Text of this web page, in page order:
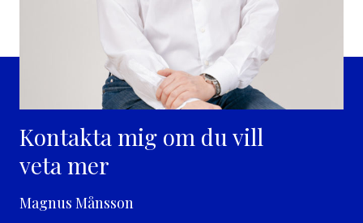
Kontakta mig om du vill
veta mer
Magnus Månsson